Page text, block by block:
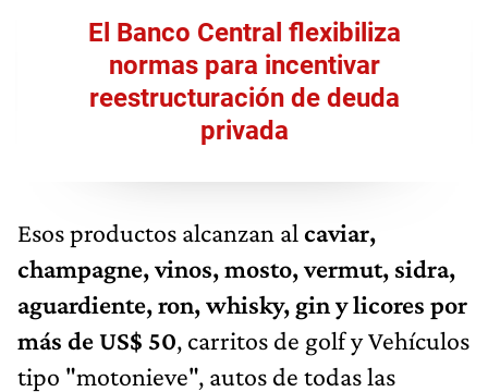
El Banco Central flexibiliza
normas para incentivar
reestructuración de deuda
privada
Esos productos alcanzan al caviar,
champagne, vinos, mosto, vermut, sidra,
aguardiente, ron, whisky, gin y licores por
más de US$ 50, carritos de golf y Vehículos
tipo "motonieve", autos de todas las